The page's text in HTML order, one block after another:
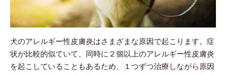
犬のアレルギー性皮膚炎はさまざまな原因で起こります。症
状が比較的似ていて、同時に２個以上のアレルギー性皮膚炎
を起こしていることもあるため、１つずつ治療しながら原因